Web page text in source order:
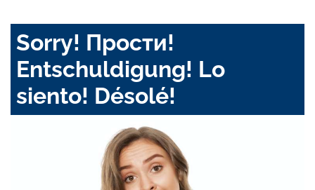
Sorry! Прости!
Entschuldigung! Lo
siento! Désolé!